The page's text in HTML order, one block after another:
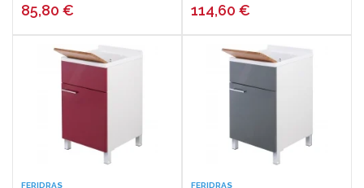
85,80 € 114,60 €
FERIDRAS
FERIDRAS